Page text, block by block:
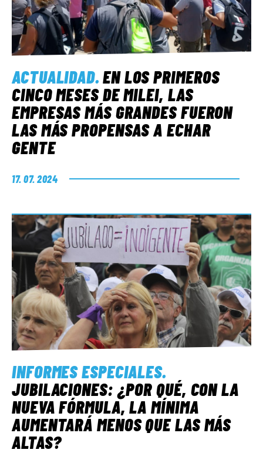
ACTUALIDAD.EN LOS PRIMEROS
CINCO MESES DE MILEI, LAS
EMPRESAS MÁS GRANDES FUERON
LAS MÁS PROPENSAS A ECHAR
GENTE
17. 07. 2024
INFORMES ESPECIALES.
JUBILACIONES: ¿POR QUÉ, CON LA
NUEVA FÓRMULA, LA MÍNIMA
AUMENTARÁ MENOS QUE LAS MÁS
ALTAS?